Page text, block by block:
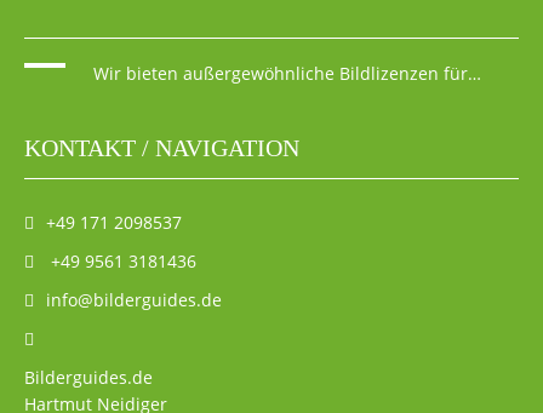
Wir bieten außergewöhnliche Bildlizenzen für…
KONTAKT / NAVIGATION
+49 171 2098537
+49 9561 3181436
info@bilderguides.de
Bilderguides.de
Hartmut Neidiger